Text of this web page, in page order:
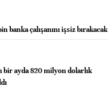
banka çalışanını işsiz bırakacak
bir ayda 820 milyon dolarlık